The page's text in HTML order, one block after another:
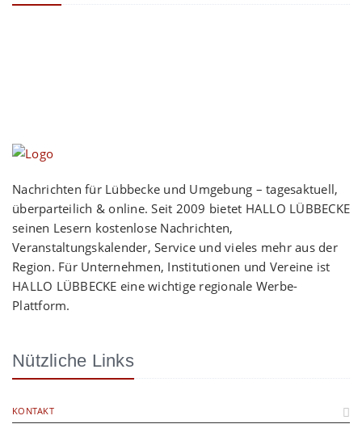
Nachrichten für Lübbecke und Umgebung – tagesaktuell,
überparteilich & online. Seit 2009 bietet HALLO LÜBBECKE
seinen Lesern kostenlose Nachrichten,
Veranstaltungskalender, Service und vieles mehr aus der
Region. Für Unternehmen, Institutionen und Vereine ist
HALLO LÜBBECKE eine wichtige regionale Werbe-
Plattform.
Nützliche Links
KONTAKT